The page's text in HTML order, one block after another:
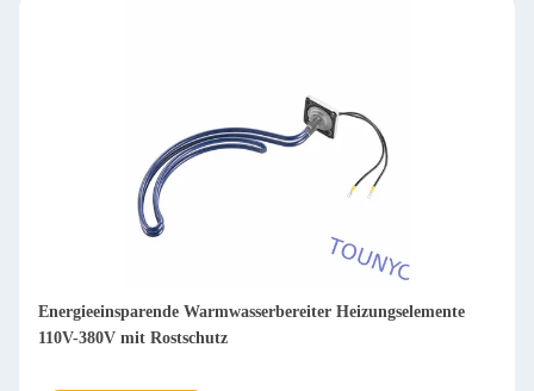
Energieeinsparende Warmwasserbereiter Heizungselemente
110V-380V mit Rostschutz